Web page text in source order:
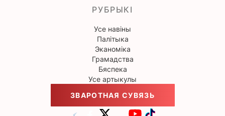
РУБРЫКІ
Усе навіны
Палітыка
Эканоміка
Грамадства
Бяспека
Усе артыкулы
ЗВАРОТНАЯ СУВЯЗЬ